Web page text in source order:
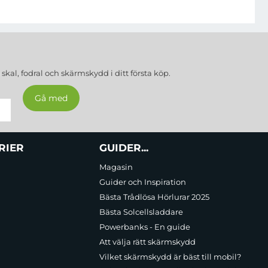
stötar perfekt och skyddar din iPhone 16 Pro Max mot
mobil från fallskador, medan repbeständighet håller din
iPhone 16 Pro Max perfekt. Detta innebär att det inte bara
skal, fodral och skärmskydd i ditt första köp.
GUIDER...
Magasin
Guider och Inspiration
Bästa Trådlösa Hörlurar 2025
Bästa Solcellsladdare
Powerbanks - En guide
Att välja rätt skärmskydd
Vilket skärmskydd är bäst till mobil?